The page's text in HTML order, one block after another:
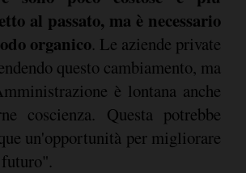
al passato, ma è necessario
organico. Le aziende private
questo cambiamento, ma
è lontana anche
coscienza. Questa potrebbe
un'opportunità per migliorare